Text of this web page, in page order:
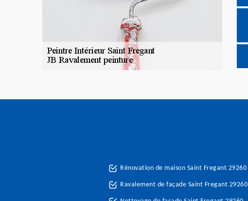
Rénovation de maison Saint Fregant 29260
Ravalement de façade Saint Fregant 29260